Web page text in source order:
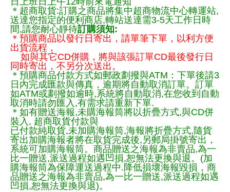
＊超商取貨:訂購之商品將集中超商物流中心轉運站,
送達您指定的便利商店,轉站送達需3-5天工作日時
間,請您耐心靜待訂購須知:
＊預購商品以發行日寄出，請單筆下單，以利方便
出貨流程，
如與其它CD併購，將與該張訂單CD最後發行日
同時寄出，不另分次送出。
＊預購商品付款方式如郵政劃撥與ATM：下單後請3
日內完成匯款與傳真，逾期將自動取消訂單。訂單
如ATM或劃撥如逾時,系統將自動取消,在您收到自動
取消時請勿匯入,有需求請重新下單.
＊如有贈送海報,未購海報筒將以折疊方式,與CD併
裝入, 超商取貨付款與
已付款純取貨,未加購海報筒,海報將折疊方式,隨貨
寄出加購海報者將在取貨完成後,另郵局掛號寄出，
系統可加購海報筒。商品贈送之海報為非賣品,為一
比一贈送,派送過程如遇凹損,恕無法更換與退。(加
購海報筒為保障運送過程中.降低損壞海報毀損，商
品贈送之海報為非賣品,為一比一贈送,派送過程如遇
凹損,恕無法更換與退)。